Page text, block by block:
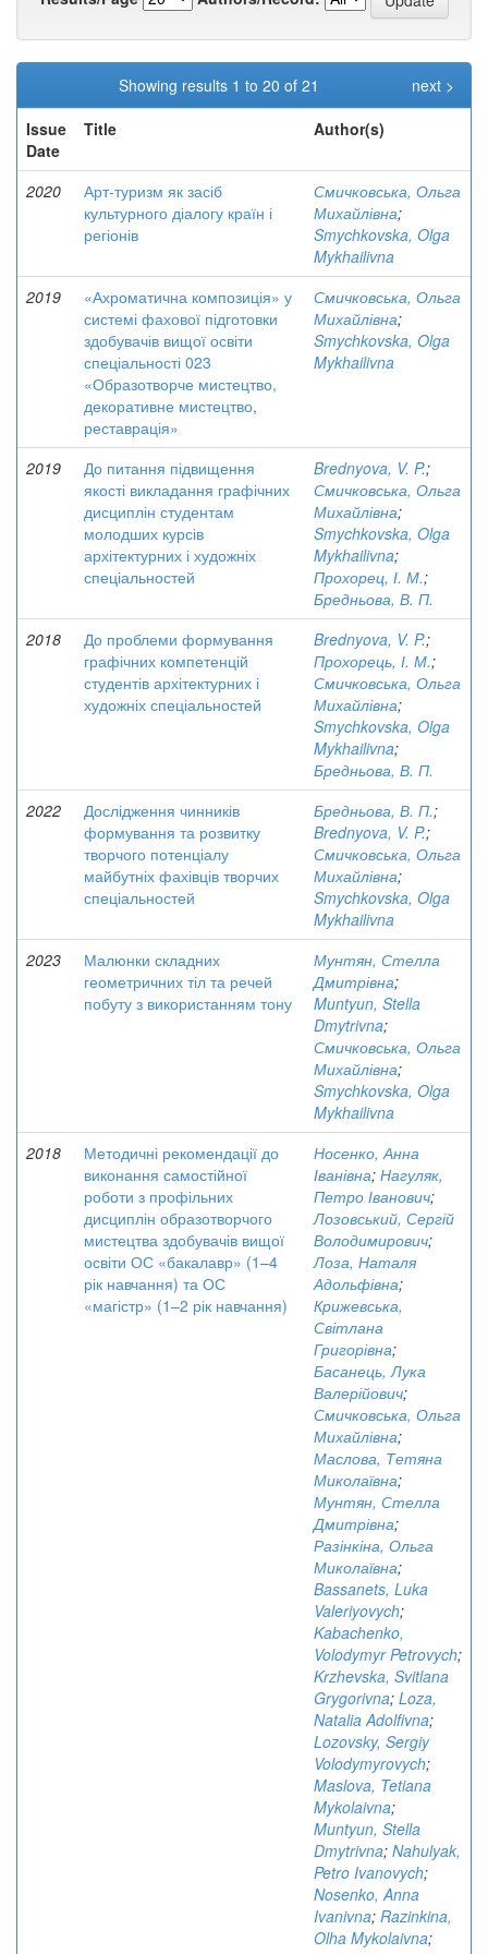
Showing results 1 to 20 of 21
next >
Issue
Date
Title Author(s)
2020
Арт-туризм як засіб
культурного діалогу країн і
регіонів
Смичковська, Ольга
Михайлівна;
Smychkovska, Olga
Mykhailivna
2019
«Ахроматична композиція» у
системі фахової підготовки
здобувачів вищої освіти
спеціальності 023
«Образотворче мистецтво,
декоративне мистецтво,
реставрація»
Смичковська, Ольга
Михайлівна;
Smychkovska, Olga
Mykhailivna
2019
До питання підвищення
якості викладання графічних
дисциплін студентам
молодших курсів
архітектурних і художніх
спеціальностей
Brednyova, V. P.;
Смичковська, Ольга
Михайлівна;
Smychkovska, Olga
Mykhailivna;
Прохорец, І. М.;
Бредньова, В. П.
2018
До проблеми формування
графічних компетенцій
студентів архітектурних і
художніх спеціальностей
Brednyova, V. P.;
Прохорець, І. М.;
Смичковська, Ольга
Михайлівна;
Smychkovska, Olga
Mykhailivna;
Бредньова, В. П.
2022
Дослідження чинників
формування та розвитку
творчого потенціалу
майбутніх фахівців творчих
спеціальностей
Бредньова, В. П.;
Brednyova, V. P.;
Смичковська, Ольга
Михайлівна;
Smychkovska, Olga
Mykhailivna
2023
Малюнки складних
геометричних тіл та речей
побуту з використанням тону
Мунтян, Стелла
Дмитрівна;
Muntyun, Stella
Dmytrivna;
Смичковська, Ольга
Михайлівна;
Smychkovska, Olga
Mykhailivna
2018
Методичні рекомендації до
виконання самостійної
роботи з профільних
дисциплін образотворчого
мистецтва здобувачів вищої
освіти ОС «бакалавр» (1–4
рік навчання) та ОС
«магістр» (1–2 рік навчання)
Носенко, Анна
Іванівна; Нагуляк,
Петро Іванович;
Лозовський, Сергій
Володимирович;
Лоза, Наталя
Адольфівна;
Крижевська,
Світлана
Григорівна;
Басанець, Лука
Валерійович;
Смичковська, Ольга
Михайлівна;
Маслова, Тетяна
Миколаївна;
Мунтян, Стелла
Дмитрівна;
Разінкіна, Ольга
Миколаївна;
Bassanets, Luka
Valeriyovych;
Kabachenko,
Volodymyr Petrovych;
Krzhevska, Svitlana
Grygorivna; Loza,
Natalia Adolfivna;
Lozovsky, Sergiy
Volodymyrovych;
Maslova, Tetiana
Mykolaivna;
Muntyun, Stella
Dmytrivna; Nahulyak,
Petro Ivanovych;
Nosenko, Anna
Ivanivna; Razinkina,
Olha Mykolaivna;